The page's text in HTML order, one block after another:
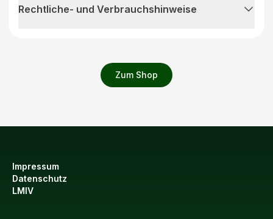
Zum Shop
Rechtliche- und Verbrauchshinweise
Impressum
Datenschutz
LMIV